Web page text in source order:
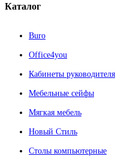
Каталог
Buro
Office4you
Кабинеты руководителя
Мебельные сейфы
Мягкая мебель
Новый Стиль
Столы компьютерные